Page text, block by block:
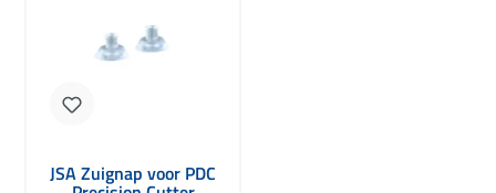
JSA Zuignap voor PDC